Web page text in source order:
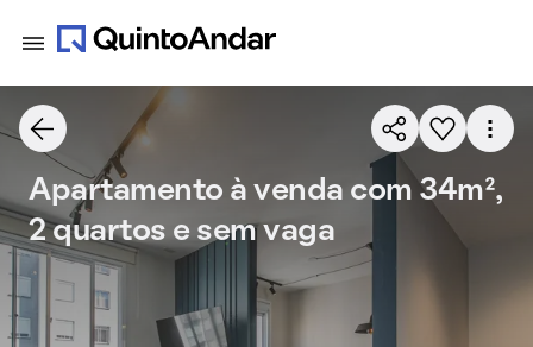
Apartamento à venda com 34m²,
2 quartos e sem vaga